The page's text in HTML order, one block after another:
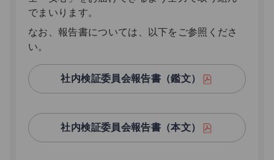
でまいります。
なお、報告書については、以下をご参照くださ
い。
社内検証委員会報告書（鑑文）
社内検証委員会報告書（本文）